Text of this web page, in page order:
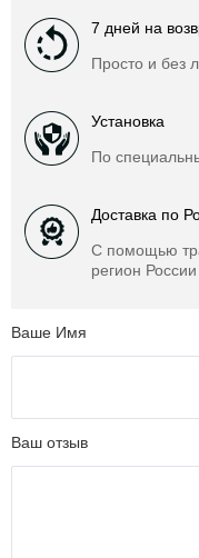
7 дней на
Просто и без
Установка
По
Доставка по
С помощью
регион России
Ваше Имя
Ваш отзыв